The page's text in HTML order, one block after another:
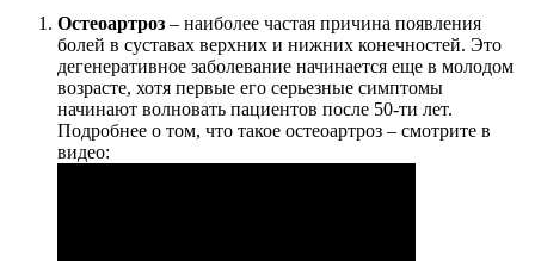
Остеоартроз – наиболее частая причина появления
болей в суставах верхних и нижних конечностей. Это
дегенеративное заболевание начинается еще в молодом
возрасте, хотя первые его серьезные симптомы
начинают волновать пациентов после 50-ти лет.
Подробнее о том, что такое остеоартроз – смотрите в
видео: